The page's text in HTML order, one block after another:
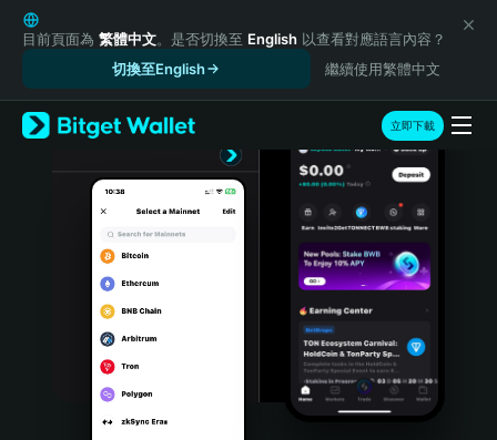
English
日本語
Русский
Español (Latinoamérica)
Türkçe
Português (Portugal)
Bahasa Indonesia
目前頁面為 繁體中文。是否切換至 English 以查看對應語言內容？
切換至English
繼續使用繁體中文
立即下載